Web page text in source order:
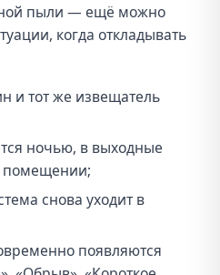
пыли — ещё можно
когда откладывать
и тот же извещатель
ночью, в выходные
помещении;
снова уходит в
появляются